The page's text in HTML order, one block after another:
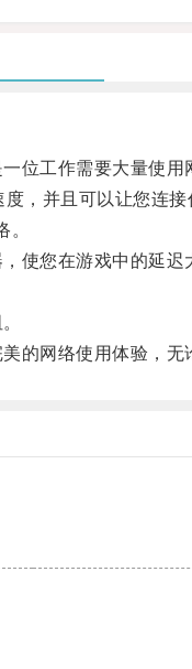
工作需要大量使用
并且可以让您连接
您在游戏中的延迟
网络使用体验，无